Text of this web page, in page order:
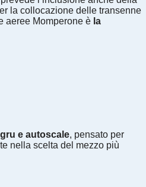
la collocazione delle transenne
aeree Momperone è la
e autoscale, pensato per
nella scelta del mezzo più